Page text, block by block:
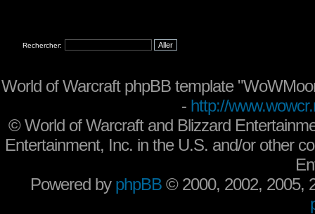
Rechercher:
World of Warcraft phpBB template
- http://
©World of Warcraft and Blizzard
Entertainment, Inc. in the U.S. and/or other
Powered by phpBB © 2000, 2002, 2005,